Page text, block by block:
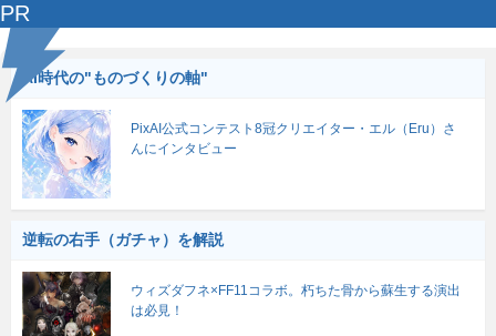
PR
AI時代の"ものづくりの軸"
PixAI公式コンテスト8冠クリエイター・エル（Eru）さ
んにインタビュー
逆転の右手（ガチャ）を解説
ウィズダフネ×FF11コラボ。朽ちた骨から蘇生する演出
は必見！